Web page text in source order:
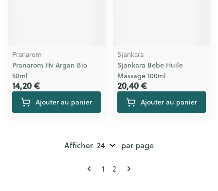
Pranarom
Pranarom Hv Argan Bio
50ml
14,20 €
Ajouter au panier
Sjankara
Sjankara Bebe Huile
Massage 100ml
20,40 €
Ajouter au panier
Pages
Vous lisez actuellement la page
1 Page
2
Afficher par page